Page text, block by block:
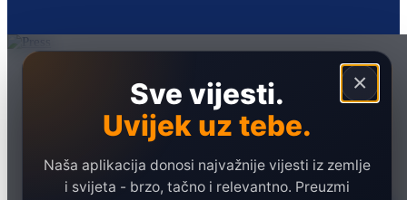
×
Sve vijesti.
Uvijek uz tebe.
Naša aplikacija donosi najvažnije vijesti iz zemlje
i svijeta - brzo, tačno i relevantno. Preuzmi
Ekonomija